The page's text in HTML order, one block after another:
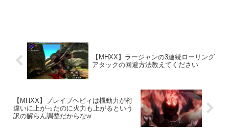
【MHXX】ラージャンの3連続ローリング
アタックの回避方法教えてください
【MHXX】ブレイブヘビィは機動力が桁
違いに上がったのに火力も上がるという
訳の解らん調整だからなw